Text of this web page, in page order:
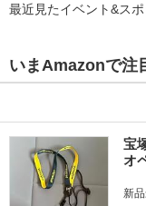
最近見たイベント&ス
いまAmazonで注
宝
オ
新品